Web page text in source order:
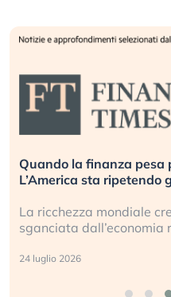
Russia e Cina
investitori stanno
Gli investitori tech
geopolitico: il (…)
17 luglio 2026